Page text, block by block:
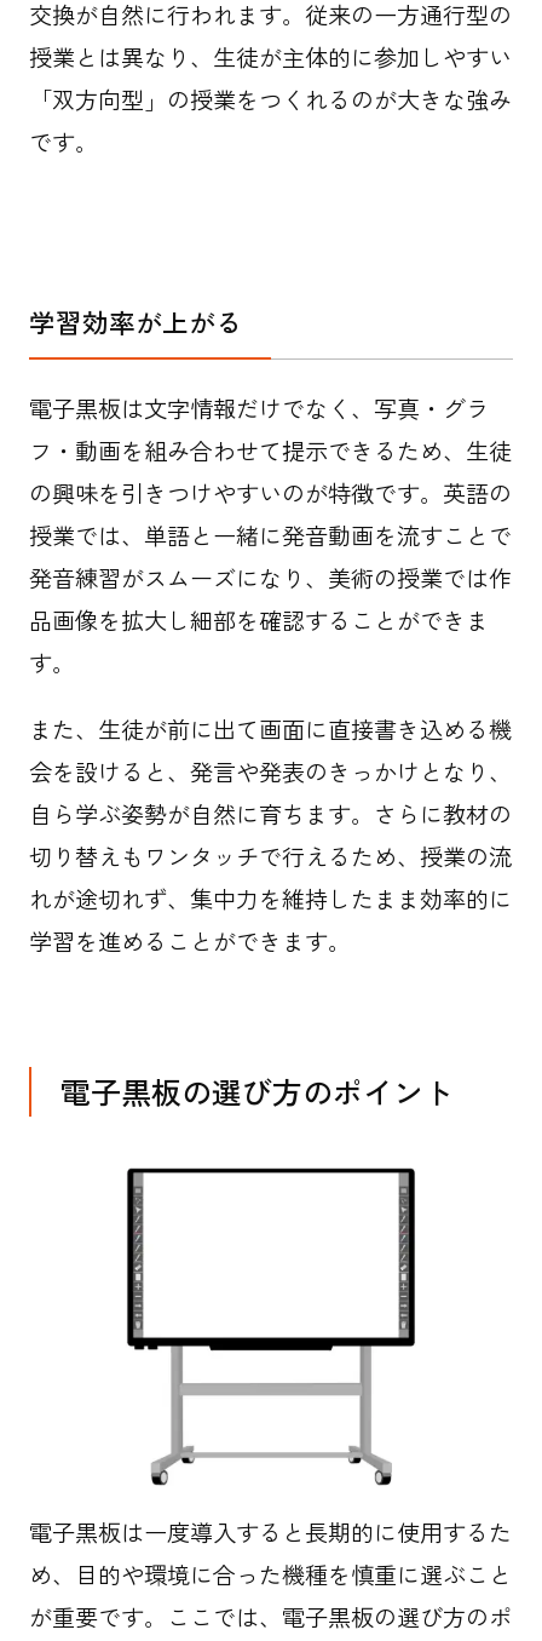
交換が自然に行われます。従来の一方通行型の
授業とは異なり、生徒が主体的に参加しやすい
「双方向型」の授業をつくれるのが大きな強み
です。
学習効率が上がる
電子黒板は文字情報だけでなく、写真・グラ
フ・動画を組み合わせて提示できるため、生徒
の興味を引きつけやすいのが特徴です。英語の
授業では、単語と一緒に発音動画を流すことで
発音練習がスムーズになり、美術の授業では作
品画像を拡大し細部を確認することができま
す。
また、生徒が前に出て画面に直接書き込める機
会を設けると、発言や発表のきっかけとなり、
自ら学ぶ姿勢が自然に育ちます。さらに教材の
切り替えもワンタッチで行えるため、授業の流
れが途切れず、集中力を維持したまま効率的に
学習を進めることができます。
電子黒板の選び方のポイント
電子黒板は一度導入すると長期的に使用するた
め、目的や環境に合った機種を慎重に選ぶこと
が重要です。ここでは、電子黒板の選び方のポ